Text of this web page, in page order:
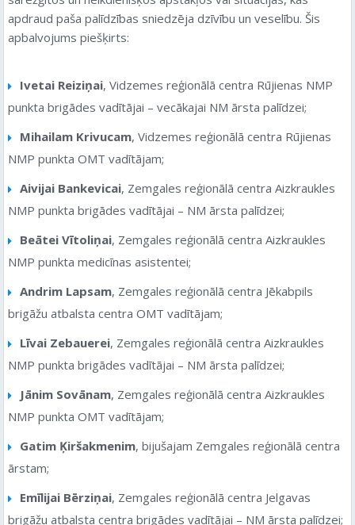
apdraud paša palīdzības sniedzēja dzīvību un veselību. Šis
apbalvojums piešķirts:
Ivetai Reiziņai, Vidzemes reģionālā centra Rūjienas NMP
punkta brigādes vadītājai – vecākajai NM ārsta palīdzei;
Mihailam Krivucam, Vidzemes reģionālā centra Rūjienas
NMP punkta OMT vadītājam;
Aivijai Bankevicai, Zemgales reģionālā centra Aizkraukles
NMP punkta brigādes vadītājai – NM ārsta palīdzei;
Beātei Vītoliņai, Zemgales reģionālā centra Aizkraukles
NMP punkta medicīnas asistentei;
Andrim Lapsam, Zemgales reģionālā centra Jēkabpils
brigāžu atbalsta centra OMT vadītājam;
Līvai Zebauerei, Zemgales reģionālā centra Aizkraukles
NMP punkta brigādes vadītājai – NM ārsta palīdzei;
Jānim Sovānam, Zemgales reģionālā centra Aizkraukles
NMP punkta OMT vadītājam;
Gatim Ķiršakmenim, bijušajam Zemgales reģionālā centra
ārstam;
Emīlijai Bērziņai, Zemgales reģionālā centra Jelgavas
brigāžu atbalsta centra brigādes vadītājai – NM ārsta palīdzei;